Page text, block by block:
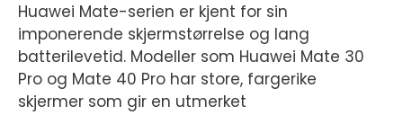
Huawei Mate-serien er kjent for sin
imponerende skjermstørrelse og lang
batterilevetid. Modeller som Huawei Mate 30
Pro og Mate 40 Pro har store, fargerike
skjermer som gir en utmerket